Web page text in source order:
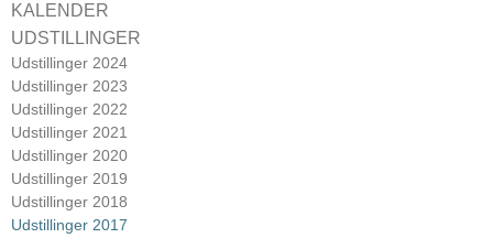
KALENDER
UDSTILLINGER
Udstillinger 2024
Udstillinger 2023
Udstillinger 2022
Udstillinger 2021
Udstillinger 2020
Udstillinger 2019
Udstillinger 2018
Udstillinger 2017